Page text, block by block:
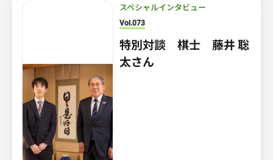
スペシャルインタビュー
Vol.073
特別対談 棋士 藤井 聡
太さん